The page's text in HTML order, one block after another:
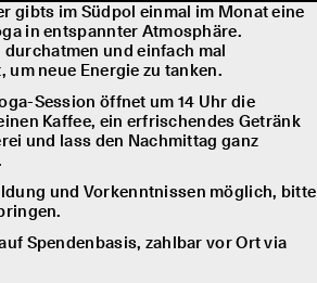
gibts im Südpol einmal im Monat eine
in entspannter Atmosphäre.
durchatmen und einfach mal
neue Energie zu tanken.
Session öffnet um 14 Uhr die
Kaffee, ein erfrischendes Getränk
und lass den Nachmittag ganz
und Vorkenntnissen möglich, bitte
Spendenbasis, zahlbar vor Ort via